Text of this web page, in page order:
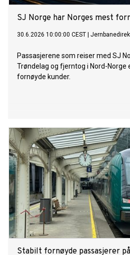
SJ Norge har Norges mest
30.6.2026 10:00:00 CEST
Passasjerene som reiser med SJ
Trøndelag og fjerntog i Nord-Norge
fornøyde kunder.
Stabilt fornøyde passasjerer